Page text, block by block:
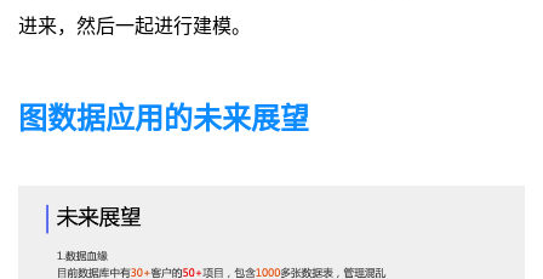
进来，然后一起进行建模。
图数据应用的未来展望